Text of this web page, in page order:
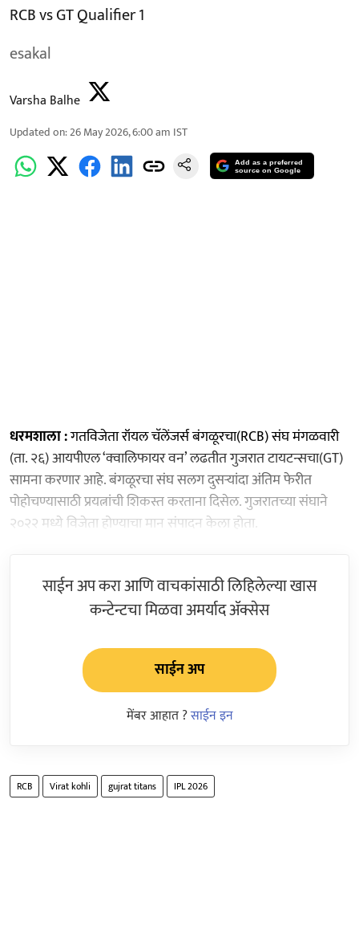
RCB vs GT Qualifier 1
esakal
Varsha Balhe
Updated on:26 May 2026, 6:00 am IST
Add as a preferred
source on Google
धरमशाला :गतविजेता रॉयल चॅलेंजर्स बंगळूरचा(RCB) संघ मंगळवारी
(ता. २६) आयपीएल ‘क्वालिफायर वन’ लढतीत गुजरात टायटन्सचा(GT)
सामना करणार आहे. बंगळूरचा संघ सलग दुसऱ्यांदा अंतिम फेरीत
पोहोचण्यासाठी प्रयत्नांची शिकस्त करताना दिसेल. गुजरातच्या संघाने
२०२२ मध्ये विजेता होण्याचा मान संपादन केला होता.
साईन अप करा आणि वाचकांसाठी लिहिलेल्या खास
कन्टेन्टचा मिळवा अमर्याद ॲक्सेस
साईन अप
मेंबर आहात ?साईन इन
RCB Virat kohli gujrat titans IPL 2026